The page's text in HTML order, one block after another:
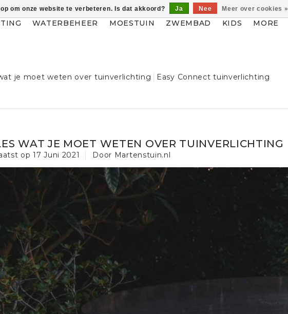
WATERBEHEER MOESTUIN ZWEMBAD KIDS MORE
je moet weten over tuinverlichting Easy Connect tuinverlichting
WAT JE MOET WETEN OVER TUINVERLICHTING
op17 Juni 2021 Door Martenstuin.nl
om onze website te verbeteren. Is dat akkoord? Ja Nee Meer over cookies »